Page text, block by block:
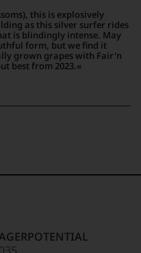
this is explosively
as this silver surfer rides
is blindingly intense. May
form, but we find it
grown grapes with Fair'n
best from 2023.